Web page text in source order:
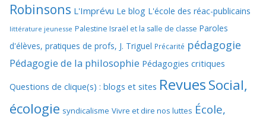
Robinsons L'Imprévu Le blog L'école des réac-publicains
littérature jeunesse Palestine Israël et la salle de classe Paroles
d'élèves, pratiques de profs, J. Triguel Précarité pédagogie
Pédagogie de la philosophie Pédagogies critiques
Questions de clique(s) : blogs et sites RevuesSocial,
écologie syndicalisme Vivre et dire nos luttes École,